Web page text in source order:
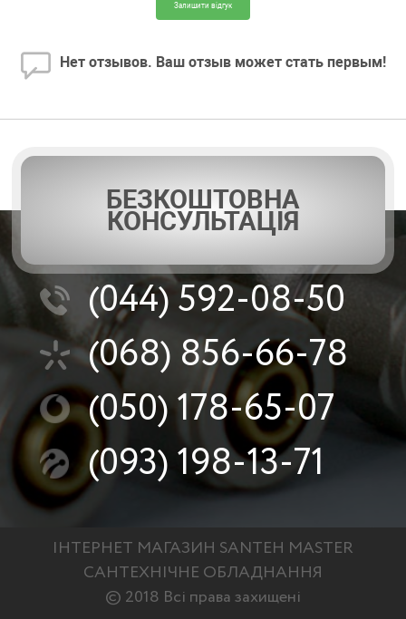
Залишити відгук
Нет отзывов. Ваш отзыв может стать первым!
БЕЗКОШТОВНА
КОНСУЛЬТАЦІЯ
(044)592-08-50
(068) 856-66-78
(050)178-65-07
(093)198-13-71
ІНТЕРНЕТ МАГАЗИН SANTEH MASTER
САНТЕХНІЧНЕ ОБЛАДНАННЯ
© 2018 Всі права захищені